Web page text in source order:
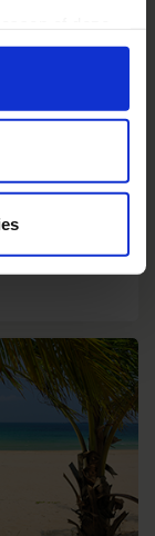
voor de
locatie voor